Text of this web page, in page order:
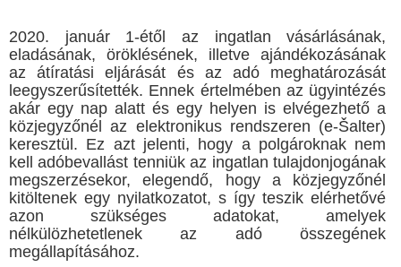
2020. január 1-étől az ingatlan vásárlásának,
eladásának, öröklésének, illetve ajándékozásának
az átíratási eljárását és az adó meghatározását
leegyszerűsítették. Ennek értelmében az ügyintézés
akár egy nap alatt és egy helyen is elvégezhető a
közjegyzőnél az elektronikus rendszeren (e-Šalter)
keresztül. Ez azt jelenti, hogy a polgároknak nem
kell adóbevallást tenniük az ingatlan tulajdonjogának
megszerzésekor, elegendő, hogy a közjegyzőnél
kitöltenek egy nyilatkozatot, s így teszik elérhetővé
azon szükséges adatokat, amelyek
nélkülözhetetlenek az adó összegének
megállapításához.